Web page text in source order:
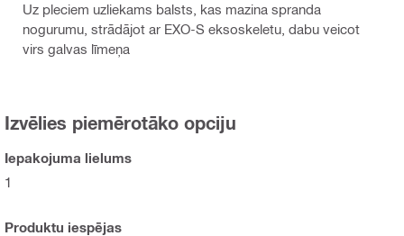
Uz pleciem uzliekams balsts, kas mazina spranda
nogurumu, strādājot ar EXO-S eksoskeletu, dabu veicot
virs galvas līmeņa
Izvēlies piemērotāko opciju
Iepakojuma lielums
1
Produktu iespējas